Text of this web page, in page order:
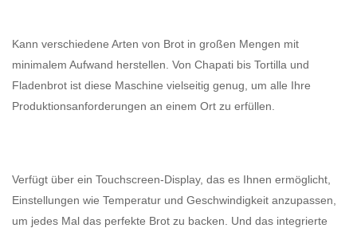
Kann verschiedene Arten von Brot in großen Mengen mit
minimalem Aufwand herstellen. Von Chapati bis Tortilla und
Fladenbrot ist diese Maschine vielseitig genug, um alle Ihre
Produktionsanforderungen an einem Ort zu erfüllen.
Verfügt über ein Touchscreen-Display, das es Ihnen ermöglicht,
Einstellungen wie Temperatur und Geschwindigkeit anzupassen,
um jedes Mal das perfekte Brot zu backen. Und das integrierte